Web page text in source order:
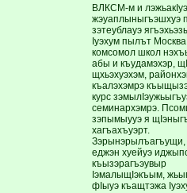
ВЛКСМ-м и
жэуаплыныгъэшхуэ
зэтеублауэ
Iуэхум пылът Москва
комсомол школ
абы и къудамэхэр,
щхьэхуэхэм,
къалэхэмрэ
курс
семинархэмрэ.
зэпымыууэ я
хагъахъуэрт.
еджэн хуейуэ
къызэрагъэувыр
IэмалыщIэкъым,
фIыуэ къащтэжа